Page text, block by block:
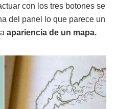
con los tres botones se
del panel lo que parece un
apariencia de un mapa.